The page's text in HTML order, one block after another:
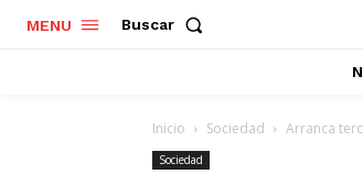
MENU Buscar
Inicio Sociedad Arranca
Sociedad